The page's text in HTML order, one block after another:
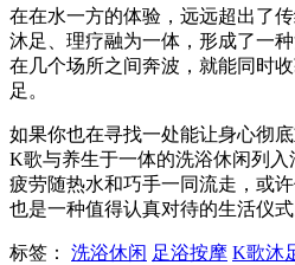
在在水一方的体验，远远超出了
沐足、理疗融为一体，形成了一
在几个场所之间奔波，就能同时
足。
如果你也在寻找一处能让身心彻
K歌与养生于一体的洗浴休闲列
疲劳随热水和巧手一同流走，或
也是一种值得认真对待的生活仪式
标签： 洗浴休闲 足浴按摩 K歌沐